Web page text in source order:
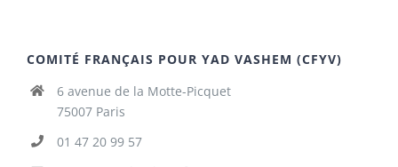
COMITÉ FRANÇAIS POUR YAD VASHEM (CFYV)
6 avenue de la Motte-Picquet
75007 Paris
01 47 20 99 57